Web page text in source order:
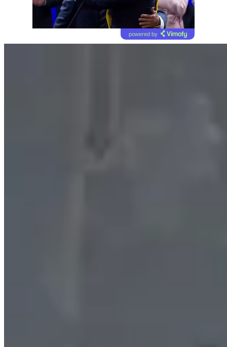
powered by